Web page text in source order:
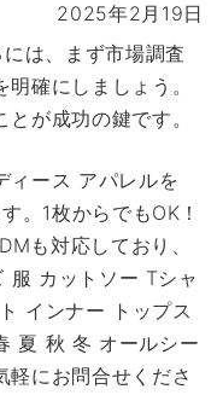
2025年2月19日
は、まず市場調査
確にしましょう。
が成功の鍵です。
ィース アパレルを
。1枚からでもOK！
も対応しており、
服 カットソー Tシャ
インナー トップス
夏 秋 冬 オールシー
軽にお問合せくださ